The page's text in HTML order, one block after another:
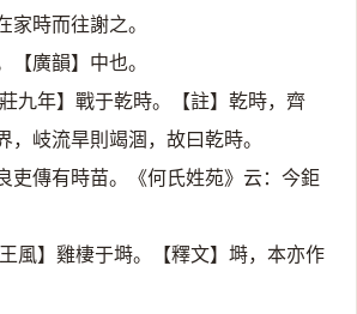
家時而往謝之。
【廣韻】中也。
九年】戰于乾時。【註】乾時，齊
，岐流旱則竭涸，故曰乾時。
吏傳有時苗。《何氏姓苑》云：今鉅
風】雞棲于塒。【釋文】塒，本亦作